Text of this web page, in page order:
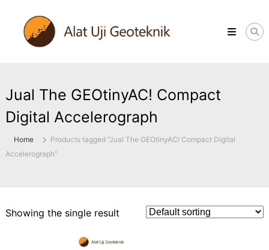
content
ALATUJIGEOTEKNIK.COM
DISTRIBUTOR
INSTRUMENT
Jual The GEOtinyAC! Compact
Digital Accelerograph
Home
Products tagged “Jual The GEOtinyAC! Compact Digital
Accelerograph”
Showing the single result